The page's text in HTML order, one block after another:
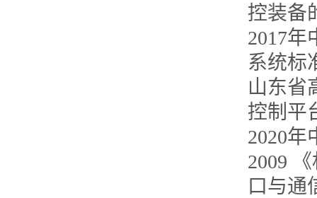
控装备
2017年
系统标
山东省
控制平
2020年
2009
口与通